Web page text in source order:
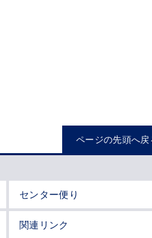
ページの先頭へ戻
センター便り
関連リンク